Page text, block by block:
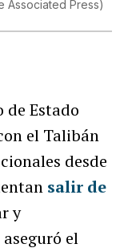
Associated Press)
de Estado
el Talibán
desde
salir de
y
el